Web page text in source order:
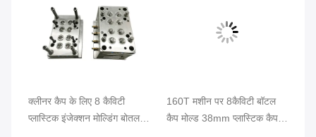
क्लीनर कैप के लिए 8 कैविटी
प्लास्टिक इंजेक्शन मोल्डिंग बोतल
160T मशीन पर 8कैविटी बॉटल
कैप मोल्ड 38mm प्लास्टिक कैप